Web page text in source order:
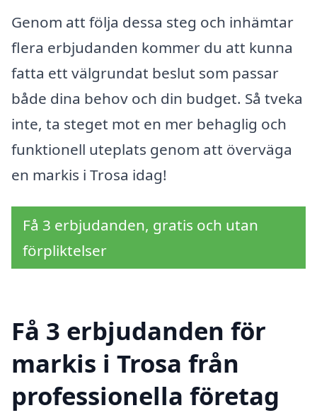
Genom att följa dessa steg och inhämtar
flera erbjudanden kommer du att kunna
fatta ett välgrundat beslut som passar
både dina behov och din budget. Så tveka
inte, ta steget mot en mer behaglig och
funktionell uteplats genom att överväga
en markis i Trosa idag!
Få 3 erbjudanden, gratis och utan
förpliktelser
Få 3 erbjudanden för
markis i Trosa från
professionella företag